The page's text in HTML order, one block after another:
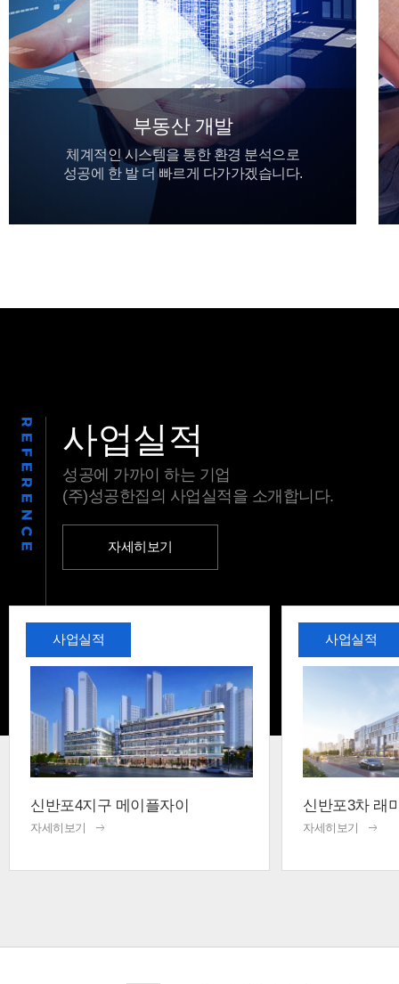
부동산 개발
체계적인 시스템을 통한 환경 분석으로
성공에 한 발 더 빠르게 다가가겠습니다.
사업실적
성공에 가까이 하는 기업
(주)성공한집의 사업실적을 소개합니다.
자세히보기
사업실적
신반포4지구 메이플자이
자세히보기
사업실적
신반포3차 래
자세히보기